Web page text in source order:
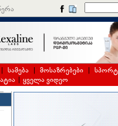
| სამება | მოსაზრებები |
| ყველა ვიდეო